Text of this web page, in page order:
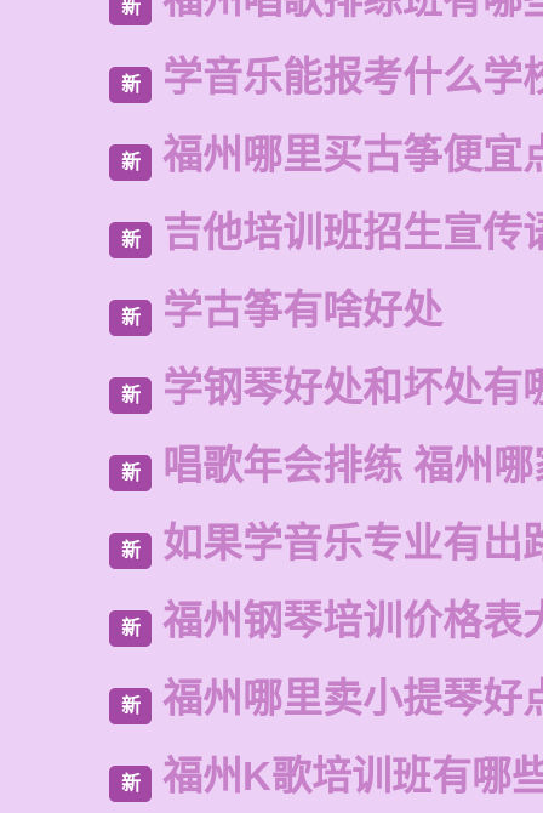
新
新 学音乐能报考什么学
新 福州哪里买古筝便宜
新 吉他培训班招生宣传
新 学古筝有啥好处
新 学钢琴好处和坏处有
新 唱歌年会排练 福州
新 如果学音乐专业有出
新 福州钢琴培训价格表
新 福州哪里卖小提琴好
新 福州K歌培训班有哪